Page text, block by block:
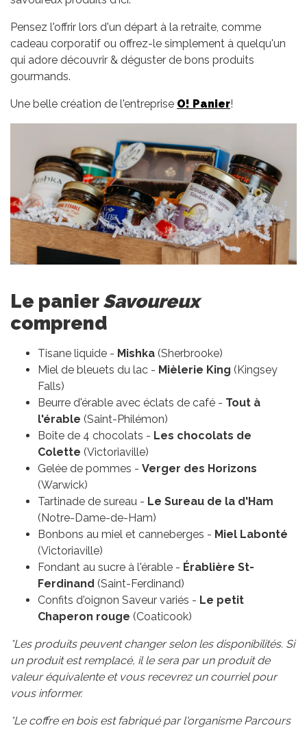
Pensez l'offrir lors d'un départ à la retraite, comme
cadeau corporatif ou offrez-le simplement à quelqu'un
qui adore découvrir & déguster de bons produits
gourmands.
Une belle création de l'entreprise O! Panier!
Le panierSavoureux
comprend
Tisane liquide - Mishka (Sherbrooke)
Miel de bleuets du lac - Mièlerie King (Kingsey
Falls)
Beurre d'érable avec éclats de café - Tout à
l'érable (Saint-Philémon)
Boîte de 4 chocolats - Les chocolats de
Colette (Victoriaville)
Gelée de pommes - Verger des Horizons
(Warwick)
Tartinade de sureau - Le Sureau de la d'Ham
(Notre-Dame-de-Ham)
Bonbons au miel et canneberges - Miel Labonté
(Victoriaville)
Fondant au sucre à l'érable - Érablière St-
Ferdinand (Saint-Ferdinand)
Confits d'oignon Saveur variés - Le petit
Chaperon rouge (Coaticook)
*Les produits peuvent changer selon les disponibilités. Si
un produit est remplacé, il le sera par un produit de
valeur équivalente et vous recevrez un courriel pour
vous informer.
*Le coffre en bois est fabriqué par l'organisme Parcours